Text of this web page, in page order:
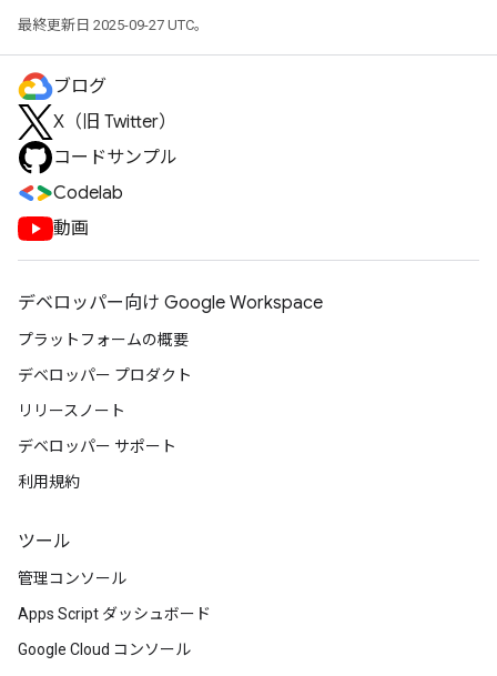
最終更新日 2025-09-27 UTC。
ブログ
X（旧 Twitter）
コードサンプル
Codelab
動画
デベロッパー向け Google Workspace
プラットフォームの概要
デベロッパー プロダクト
リリースノート
デベロッパー サポート
利用規約
ツール
管理コンソール
Apps Script ダッシュボード
Google Cloud コンソール